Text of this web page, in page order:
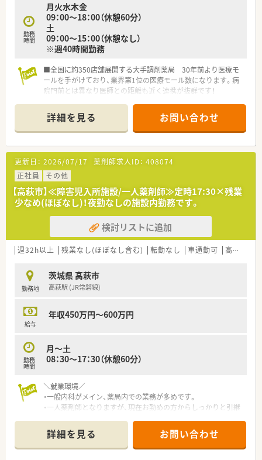
勤務
時間
月火水木金
09：00～18：00（休憩60分）
土
09：00～15：00（休憩なし）
※週40時間勤務
■全国に約350店舗展開する大手調剤薬局 30年前より医療モ
ールを手がけており、業界第1位の医療モール数になります。病
院門前とは異なり医師との距離も近く連携が抜群です！
導入しています。薬剤師の業務負担を減らし、患者様の服薬管
理・指導へより注力できる体制を整えています。過誤の心配が無
い為、安心して勤務ができるメリットもあります。
■年間休日120日以上、有給取得推奨！産休育休から復帰される
方がほとんどで長く勤められる環境です
詳細を見る お問い合わせ
更新日： 2026/07/17 薬剤師求人ID： 408074
正社員
その他
【高萩市】≪障害児入所施設/一人薬剤師≫定時17:30×残業
少なめ(ほぼなし)！夜勤なしの施設内勤務です。
検討リストに追加
週32h以上 残業なし(ほぼなし含む) 転勤なし 車通勤可 高給与(600万円以上)
勤務地
茨城県 高萩市
高萩駅 (JR常磐線)
給与
年収450万円～600万円
勤務
時間
月～土
08：30～17：30（休憩60分）
＼就業環境／
・一般内科がメイン、薬局内での業務が多めです。
・一人薬剤師となりますが、現在お勤めの方からしっかりと引継
・定時17：30、残業ほぼなしとご家庭との両立も可能！
・現在お勤めの方も30年以上勤務されており、長く働ける環境で
す
詳細を見る お問い合わせ